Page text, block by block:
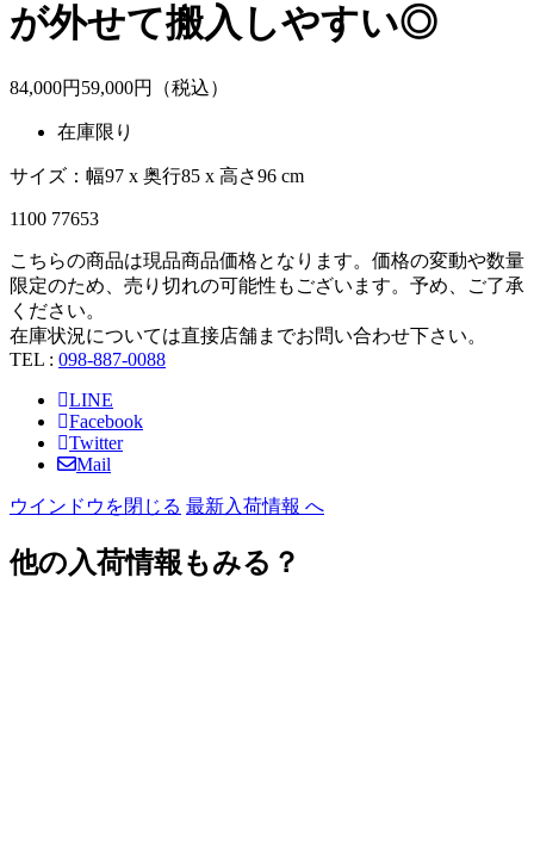
が外せて搬入しやすい◎
84,000円 59,000円（税込）
在庫限り
サイズ：幅97 x 奥行85 x 高さ96 cm
1100 77653
こちらの商品は現品商品価格となります。価格の変動や数量
限定のため、売り切れの可能性もございます。予め、ご了承
ください。
在庫状況については直接店舗までお問い合わせ下さい。
TEL : 098-887-0088
LINE
Facebook
Twitter
Mail
ウインドウを閉じる 最新入荷情報 へ
他の入荷情報もみる？